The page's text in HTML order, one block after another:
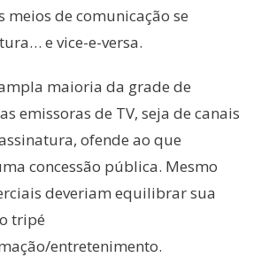
meios de comunicação se
e vice-e-versa.
maioria da grade de
emissoras de TV, seja de canais
ofende ao que
concessão pública. Mesmo
deveriam equilibrar sua
tripé
entretenimento.